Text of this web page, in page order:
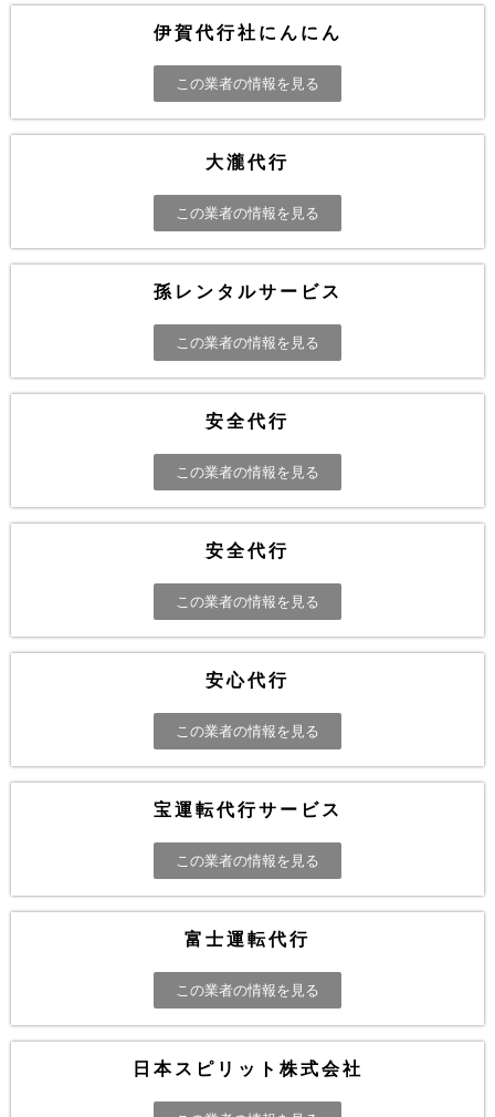
伊賀代行社にんにん
この業者の情報を見る
大瀧代行
この業者の情報を見る
孫レンタルサービス
この業者の情報を見る
安全代行
この業者の情報を見る
安全代行
この業者の情報を見る
安心代行
この業者の情報を見る
宝運転代行サービス
この業者の情報を見る
富士運転代行
この業者の情報を見る
日本スピリット株式会社